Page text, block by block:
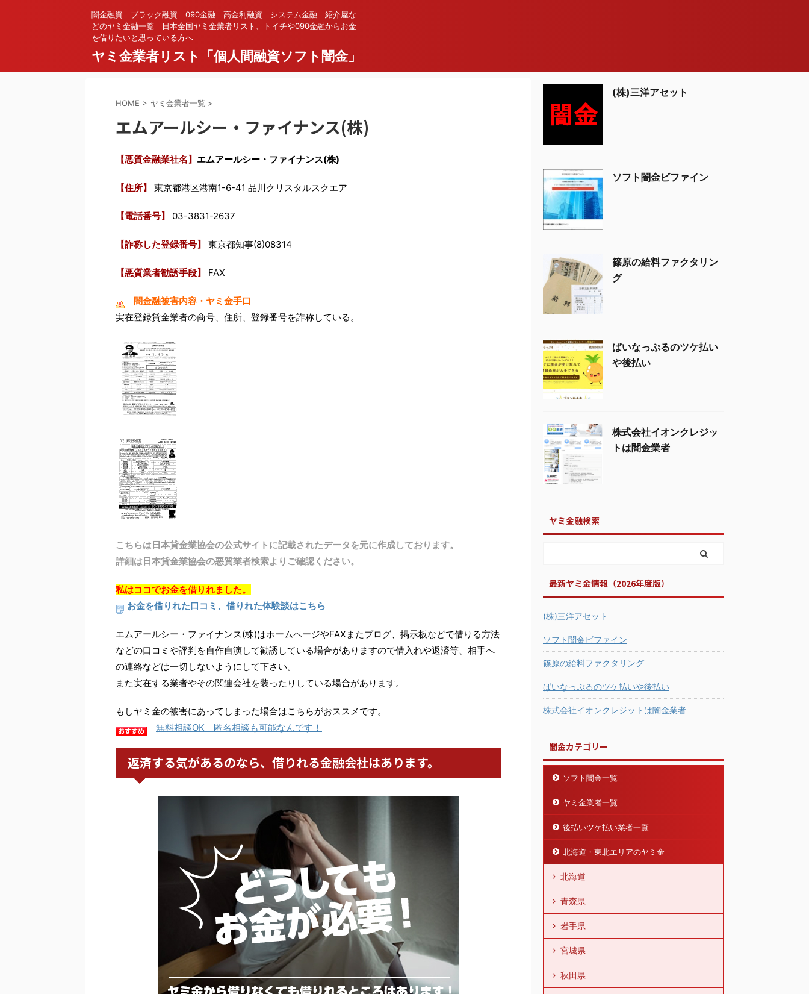
闇金融資 ブラック融資 090金融 高金利融資 システム金融 紹介屋な
どのヤミ金融一覧 日本全国ヤミ金業者リスト、トイチや090金融からお金
を借りたいと思っている方へ
ヤミ金業者リスト「個人間融資ソフト闇金」
HOME > ヤミ金業者一覧 >
エムアールシー・ファイナンス(株)
【悪質金融業社名】 エムアールシー・ファイナンス(株)
【住所】 東京都港区港南1-6-41 品川クリスタルスクエア
【電話番号】 03-3831-2637
【詐称した登録番号】 東京都知事(8)08314
【悪質業者勧誘手段】 FAX
闇金融被害内容・ヤミ金手口
実在登録貸金業者の商号、住所、登録番号を詐称している。
こちらは日本貸金業協会の公式サイトに記載されたデータを元に作成しております。
詳細は日本貸金業協会の悪質業者検索よりご確認ください。
私はココでお金を借りれました。
お金を借りれた口コミ、借りれた体験談はこちら
エムアールシー・ファイナンス(株)はホームページやFAXまたブログ、掲示板などで借りる方法
などの口コミや評判を自作自演して勧誘している場合がありますので借入れや返済等、相手へ
の連絡などは一切しないようにして下さい。
また実在する業者やその関連会社を装ったりしている場合があります。
もしヤミ金の被害にあってしまった場合はこちらがおススメです。
無料相談OK 匿名相談も可能なんです！
返済する気があるのなら、借りれる金融会社はあります。
(株)三洋アセット
ソフト闇金ビファイン
篠原の給料ファクタリン
グ
ぱいなっぷるのツケ払い
や後払い
株式会社イオンクレジッ
トは闇金業者
ヤミ金融検索
最新ヤミ金情報（2026年度版）
(株)三洋アセット
ソフト闇金ビファイン
篠原の給料ファクタリング
ぱいなっぷるのツケ払いや後払い
株式会社イオンクレジットは闇金業者
闇金カテゴリー
ソフト闇金一覧
ヤミ金業者一覧
後払いツケ払い業者一覧
北海道・東北エリアのヤミ金
北海道
青森県
岩手県
宮城県
秋田県